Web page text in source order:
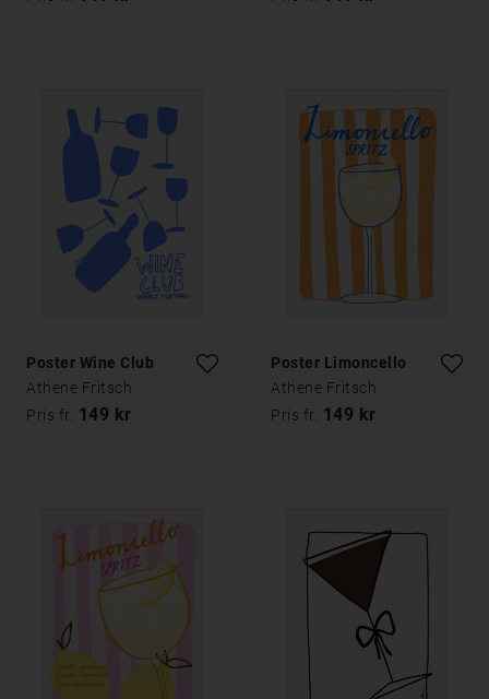
Poster Wine Club
Athene Fritsch
Pris fr. 149 kr
Poster Limoncello
Athene Fritsch
Pris fr. 149 kr